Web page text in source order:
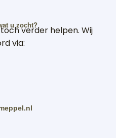
u zocht?
verder helpen. Wij
via: